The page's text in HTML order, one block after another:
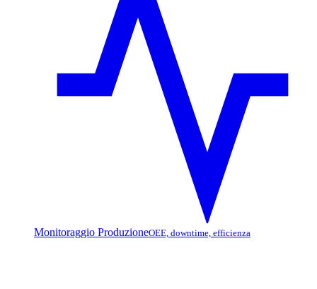
Monitoraggio ProduzioneOEE, downtime, efficienza